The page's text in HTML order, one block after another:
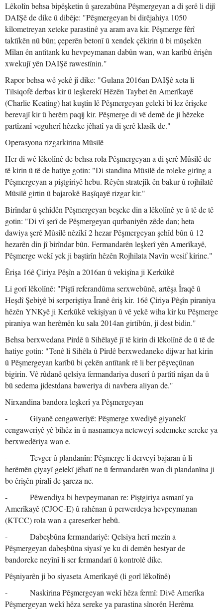
Lêkolîn behsa bipêşketin û şarezabûna Pêşmergeyan a di şerê li dijî
DAIŞê de dike û dibêje: "Pêşmergeyan bi dirêjahiya 1050
kîlometreyan xeteke parastinê ya aram ava kir. Pêşmerge fêrî
taktîkên nû bûn; çeperên betonî û xendek çêkirin û bi mûşekên
Mîlan ên antîtank ku hevpeymanan dabûn wan, wan karîbû êrişên
xwekujî yên DAIŞê rawestînin."
Rapor behsa wê yekê jî dike: "Gulana 2016an DAIŞê xeta li
Tilsiqofê derbas kir û leşkerekî Hêzên Taybet ên Amerîkayê
(Charlie Keating) hat kuştin lê Pêşmergeyan gelekî bi lez êrişeke
berevajî kir û herêm paqij kir. Pêşmerge di vê demê de ji hêzeke
partîzanî veguherî hêzeke jêhatî ya di şerê klasîk de."
Operasyona rizgarkirina Mûsilê
Her di wê lêkolînê de behsa rola Pêşmergeyan a di şerê Mûsilê de
tê kirin û tê de hatiye gotin: "Di standina Mûsilê de roleke girîng a
Pêşmergeyan a piştgiriyê hebu. Rêyên stratejîk ên bakur û rojhilatê
Mûsilê girtin û bajarokê Başîqayê rizgar kir."
Birîndar û şehîdên Pêşmergeyan beşeke din a lêkolînê ye û tê de tê
gotin: "Di vî şerî de Pêşmergeyan qurbaniyên zêde dan; heta
dawiya şerê Mûsilê nêzîkî 2 hezar Pêşmergeyan şehîd bûn û 12
hezarên din jî birîndar bûn. Fermandarên leşkerî yên Amerîkayê,
Pêşmerge wekî yek ji baştirîn hêzên Rojhilata Navîn wesif kirine."
Êrişa 16ê Çiriya Pêşîn a 2016an û vekişîna ji Kerkûkê
Li gorî lêkolînê: "Piştî referandûma serxwebûnê, artêşa Îraqê û
Heşdî Şebiyê bi serperiştiya Îranê êriş kir. 16ê Çiriya Pêşîn piraniya
hêzên YNKyê ji Kerkûkê vekişiyan û vê yekê wiha kir ku Pêşmerge
piraniya wan herêmên ku sala 2014an girtibûn, ji dest bidin."
Behsa berxwedana Pirdê û Sihêlayê jî tê kirin di lêkolînê de û tê de
hatiye gotin: "Tenê li Sihêla û Pirdê berxwedaneke dijwar hat kirin
û Pêşmergeyan karîbû bi çekên antîtank rê li ber pêşveçûnan
bigirin. Vê rûdanê qelsiya fermandariya duserî û partîtî nîşan da û
bû sedema jidestdana baweriya di navbera aliyan de."
Nirxandina bandora leşkerî ya Pêşmergeyan
- Giyanê cengaweriyê: Pêşmerge xwediyê giyanekî
cengaweriyê yê bihêz in û nasnameya neteweyî sedemeke sereke ya
berxwedêriya wan e.
- Tevger û plandanîn: Pêşmerge li derveyî bajaran û li
herêmên çiyayî gelekî jêhatî ne û fermandarên wan di plandanîna ji
bo êrişên piralî de şareza ne.
- Pêwendiya bi hevpeymanan re: Piştgiriya asmanî ya
Amerîkayê (CJOC-E) û rahênan û perwerdeya hevpeymanan
(KTCC) rola wan a çareserker hebû.
- Dabeşbûna fermandariyê: Qelsiya herî mezin a
Pêşmergeyan dabeşbûna siyasî ye ku di demên hestyar de
bandoreke neyînî li ser fermandarî û kontrolê dike.
Pêşniyarên ji bo siyaseta Amerîkayê (li gorî lêkolînê)
- Naskirina Pêşmergeyan wekî hêza fermî: Divê Amerîka
Pêşmergeyan wekî hêza sereke ya parastina sînorên Herêma